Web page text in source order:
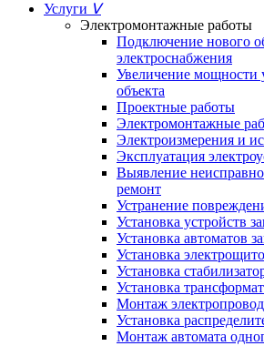
Услуги ᐯ
Электромонтажные работы
Подключение нового
электроснабжения
Увеличение мощности
объекта
Проектные работы
Электромонтажные
Электроизмерения и
Эксплуатация
Выявление
ремонт
Устранение
Установка устройств
Установка автоматов
Установка
Установка
Установка
Монтаж
Установка
Монтаж автомата